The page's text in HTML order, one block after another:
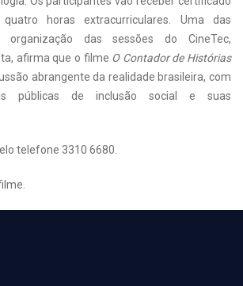
horas extracurriculares. Uma das
organização das sessões do CineTec,
afirma que o filme O Contador de Histórias
abrangente da realidade brasileira, com
públicas de inclusão social e suas
telefone 3310 6680.